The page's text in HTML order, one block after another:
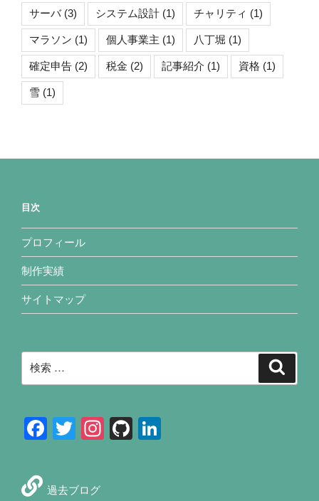
サーバ(3) システム設計 (1) チャリティ (1)
マラソン (1) 個人事業主 (1) 八丁堀 (1)
確定申告 (2) 税金 (2) 記事紹介 (1) 資格 (1)
雪 (1)
目次
プロフィール
制作実績
サイトマップ
索:
F
T
In
Gi
過去ブログ